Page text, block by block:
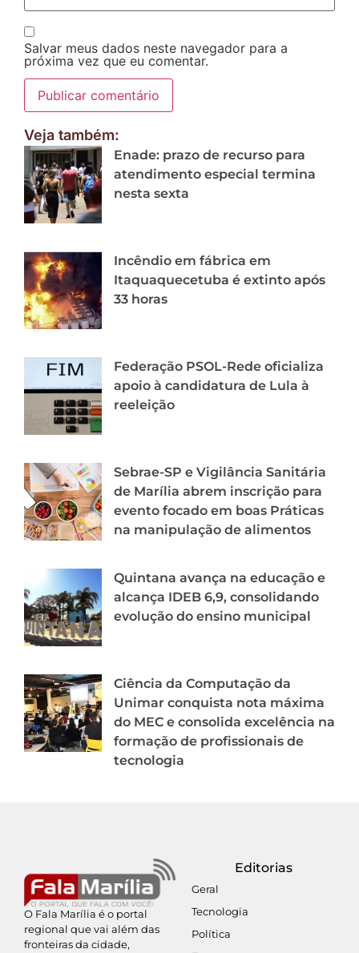
Salvar meus dados neste navegador para a
próxima vez que eu comentar.
Veja também:
Enade: prazo de recurso para
atendimento especial termina
nesta sexta
Incêndio em fábrica em
Itaquaquecetuba é extinto após
33 horas
Federação PSOL-Rede oficializa
apoio à candidatura de Lula à
reeleição
Sebrae-SP e Vigilância Sanitária
de Marília abrem inscrição para
evento focado em boas Práticas
na manipulação de alimentos
Quintana avança na educação e
alcança IDEB 6,9, consolidando
evolução do ensino municipal
Ciência da Computação da
Unimar conquista nota máxima
do MEC e consolida excelência na
formação de profissionais de
tecnologia
O Fala Marília é o portal
regional que vai além das
fronteiras da cidade,
Editorias
Geral
Tecnologia
Política